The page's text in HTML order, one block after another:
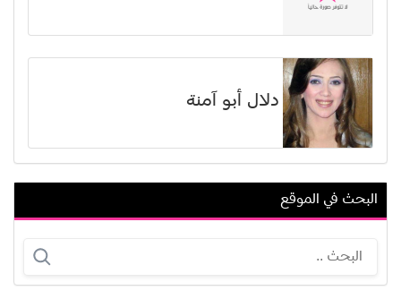
دلال أبو آمنة
ليلى شنا
البحث في الموقع